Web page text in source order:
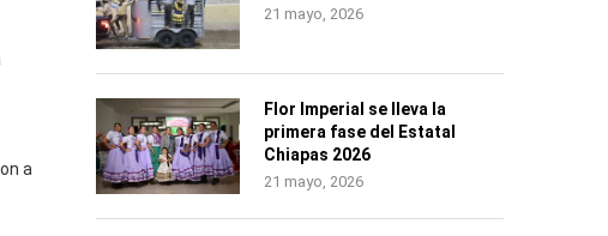
a
21 mayo, 2026
Flor Imperial se lleva la
primera fase del Estatal
Chiapas 2026
21 mayo, 2026